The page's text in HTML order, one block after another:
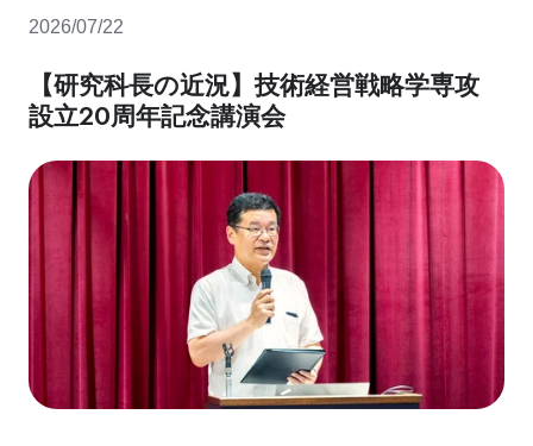
2026/07/22
【研究科長の近況】技術経営戦略学専攻
設立20周年記念講演会